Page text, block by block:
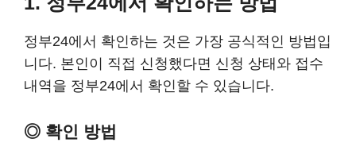
정부24에서 확인하는 것은 가장 공식적인 방법입
니다. 본인이 직접 신청했다면 신청 상태와 접수
내역을 정부24에서 확인할 수 있습니다.
◎ 확인 방법